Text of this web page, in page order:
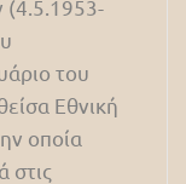
(4.5.1953-
του
Εθνική
οποία
στις